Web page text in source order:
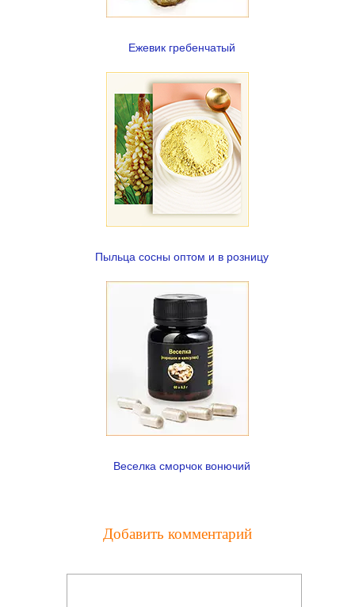
Ежевик гребенчатый
Пыльца сосны оптом и в розницу
Веселка сморчок вонючий
Добавить комментарий